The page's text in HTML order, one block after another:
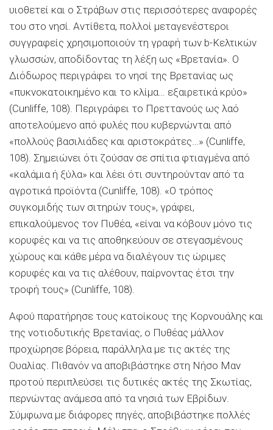
υιοθετεί και ο Στράβων στις περισσότερες αναφορές
του στο νησί. Αντίθετα, πολλοί μεταγενέστεροι
συγγραφείς χρησιμοποιούν τη γραφή των b-Κελτικών
γλωσσών, αποδίδοντας τη λέξη ως «Βρετανία». Ο
Διόδωρος περιγράφει το νησί της Βρετανίας ως
«πυκνοκατοικημένο και το κλίμα… εξαιρετικά κρύο»
(Cunliffe, 108). Περιγράφει το Πρεττανούς ως λαό
αποτελούμενο από φυλές που κυβερνώνται από
«πολλούς βασιλιάδες και αριστοκράτες…» (Cunliffe,
108). Σημειώνει ότι ζούσαν σε σπίτια φτιαγμένα από
«καλάμια ή ξύλα» και λέει ότι συντηρούνταν από τα
αγροτικά προϊόντα (Cunliffe, 108). «Ο τρόπος
συγκομιδής των σιτηρών τους», γράφει,
επικαλούμενος τον Πυθέα, «είναι να κόβουν μόνο τις
κορυφές και να τις αποθηκεύουν σε στεγασμένους
χώρους και κάθε μέρα να διαλέγουν τις ώριμες
κορυφές και να τις αλέθουν, παίρνοντας έτσι την
τροφή τους» (Cunliffe, 108).
Αφού παρατήρησε τους κατοίκους της Κορνουάλης και
της νοτιοδυτικής Βρετανίας, ο Πυθέας μάλλον
προχώρησε βόρεια, παράλληλα με τις ακτές της
Ουαλίας. Πιθανόν να αποβιβάστηκε στη Νήσο Μαν
προτού περιπλεύσει τις δυτικές ακτές της Σκωτίας,
περνώντας ανάμεσα από τα νησιά των Εβρίδων.
Σύμφωνα με διάφορες πηγές, αποβιβάστηκε πολλές